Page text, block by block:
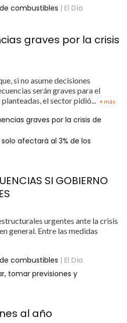
combustibles | El Día
graves por la crisis
si no asume decisiones
serán graves para el
el sector pidió... + más
graves por la crisis de
afectará al 3% de los
SI GOBIERNO
urgentes ante la crisis
general. Entre las medidas
combustibles | El Día
tomar previsiones y
al año